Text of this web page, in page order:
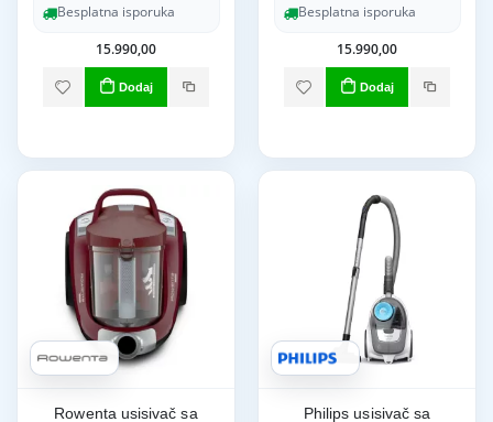
Besplatna isporuka
15.990,00
Dodaj
Besplatna isporuka
15.990,00
Dodaj
Rowenta usisivač sa Philips usisivač sa